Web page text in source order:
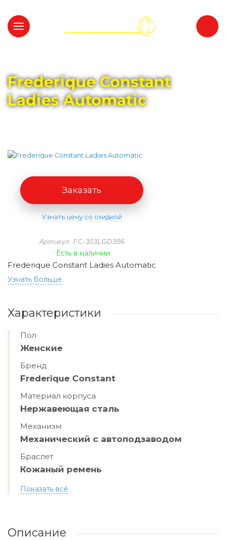
Frederique Constant
Ladies Automatic
Артикул: FC-303LGD3B6
Есть в наличии
Frederique Constant Ladies Automatic
Узнать больше
Заказать
Узнать цену со скидкой
Характеристики
Пол
Женские
Бренд
Frederique Constant
Материал корпуса
Hержавеющая сталь
Механизм
Механический с автоподзаводом
Браслет
Кожаный ремень
Показать всё
Описание